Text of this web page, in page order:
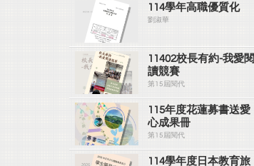
114學年高職優質化
劉淑華
11402校長有約-我愛閱
讀競賽
第15屆閱代
115年度花蓮募書送愛
心成果冊
第15屆閱代
114學年度日本教育旅